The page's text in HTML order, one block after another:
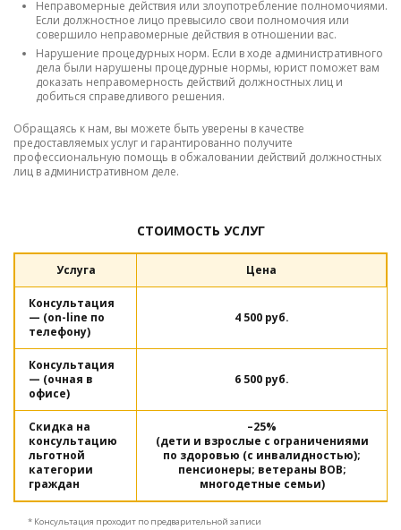
Неправомерные действия или злоупотребление полномочиями.
Если должностное лицо превысило свои полномочия или
совершило неправомерные действия в отношении вас.
Нарушение процедурных норм. Если в ходе административного
дела были нарушены процедурные нормы, юрист поможет вам
доказать неправомерность действий должностных лиц и
добиться справедливого решения.
Обращаясь к нам, вы можете быть уверены в качестве
предоставляемых услуг и гарантированно получите
профессиональную помощь в обжаловании действий должностных
лиц в административном деле.
СТОИМОСТЬ УСЛУГ
Услуга Цена
Консультация
— (on-line по
телефону)
4 500 руб.
Консультация
— (очная в
офисе)
6 500 руб.
Скидка на
консультацию
льготной
категории
граждан
–25%
(дети и взрослые с ограничениями
по здоровью (с инвалидностью);
пенсионеры; ветераны ВОВ;
многодетные семьи)
* Консультация проходит по предварительной записи